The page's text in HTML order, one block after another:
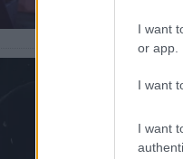
I want
or app.
I want
I want
Senki
eltörjék Darth
Noha a széria